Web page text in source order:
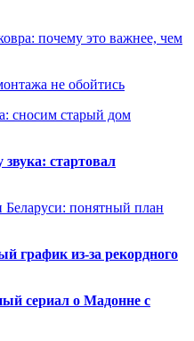
почему это важнее, чем
не обойтись
сносим старый дом
стартовал
Беларуси: понятный план
график из-за рекордного
сериал о Мадонне с